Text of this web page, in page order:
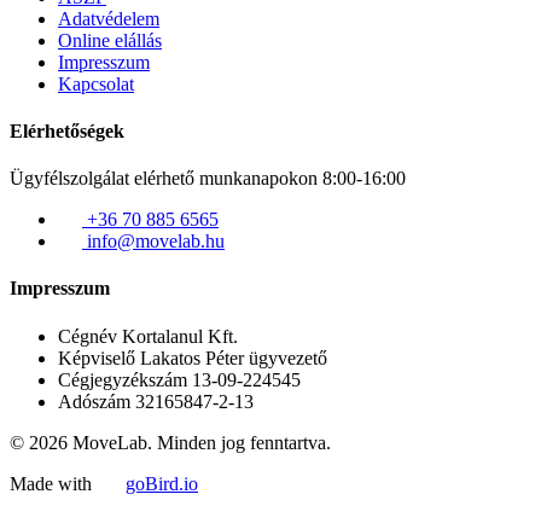
Adatvédelem
Online elállás
Impresszum
Kapcsolat
Elérhetőségek
Ügyfélszolgálat elérhető munkanapokon 8:00-16:00
+36 70 885 6565
info@movelab.hu
Impresszum
Cégnév Kortalanul Kft.
Képviselő Lakatos Péter ügyvezető
Cégjegyzékszám 13-09-224545
Adószám 32165847-2-13
© 2026 MoveLab. Minden jog fenntartva.
Made with
goBird.io